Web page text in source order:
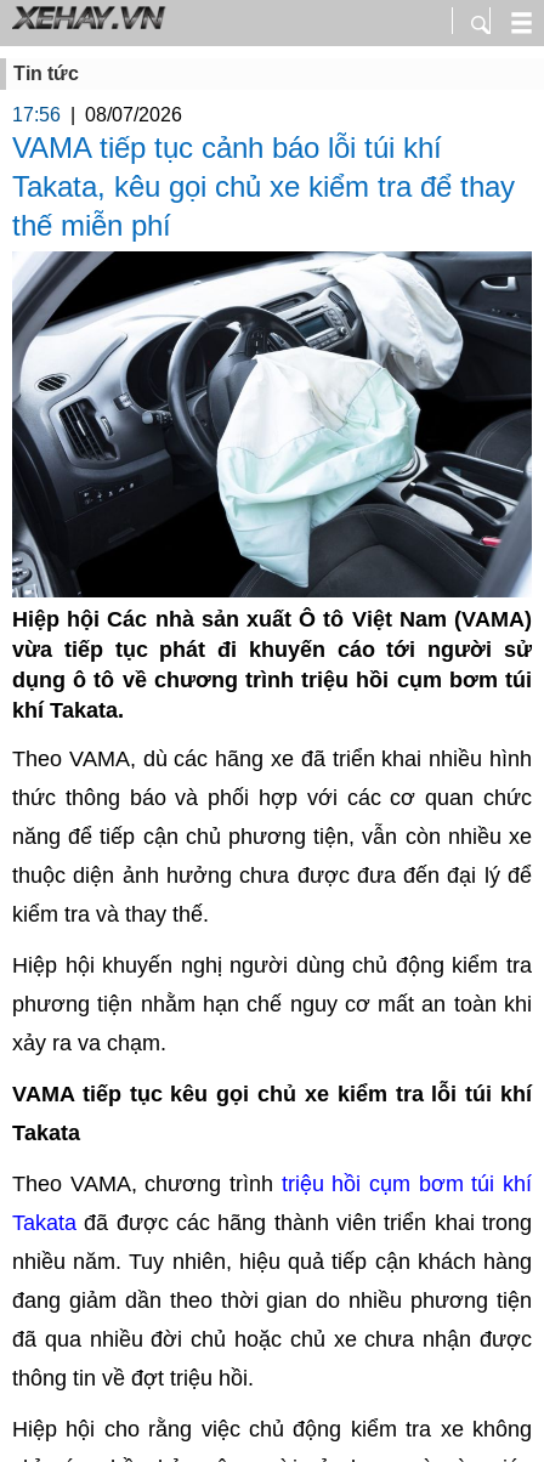
Tin tức
17:56
08/07/2026
VAMA tiếp tục cảnh báo lỗi túi khí
Takata, kêu gọi chủ xe kiểm tra để thay
thế miễn phí
Hiệp hội Các nhà sản xuất Ô tô Việt Nam (VAMA)
vừa tiếp tục phát đi khuyến cáo tới người sử
dụng ô tô về chương trình triệu hồi cụm bơm túi
khí Takata.
Theo VAMA, dù các hãng xe đã triển khai nhiều hình
thức thông báo và phối hợp với các cơ quan chức
năng để tiếp cận chủ phương tiện, vẫn còn nhiều xe
thuộc diện ảnh hưởng chưa được đưa đến đại lý để
kiểm tra và thay thế.
Hiệp hội khuyến nghị người dùng chủ động kiểm tra
phương tiện nhằm hạn chế nguy cơ mất an toàn khi
xảy ra va chạm.
VAMA tiếp tục kêu gọi chủ xe kiểm tra lỗi túi khí
Takata
Theo VAMA, chương trình triệu hồi cụm bơm túi khí
Takata đã được các hãng thành viên triển khai trong
nhiều năm. Tuy nhiên, hiệu quả tiếp cận khách hàng
đang giảm dần theo thời gian do nhiều phương tiện
đã qua nhiều đời chủ hoặc chủ xe chưa nhận được
thông tin về đợt triệu hồi.
Hiệp hội cho rằng việc chủ động kiểm tra xe không